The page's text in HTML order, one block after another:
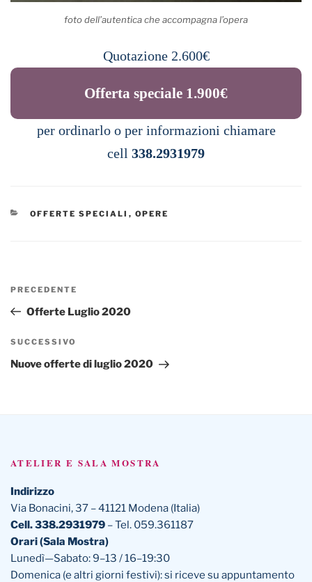
foto dell’autentica che accompagna l’opera
Quotazione 2.600€
Offerta speciale 1.900€
per ordinarlo o per informazioni chiamare
cell 338.2931979
CATEGORIE
OFFERTE SPECIALI , OPERE
Navigazione
Articolo
precedente:
PRECEDENTE
Offerte Luglio 2020
Articolo
successivo
SUCCESSIVO
Nuove offerte di luglio 2020
ATELIER E SALA MOSTRA
Indirizzo
Via Bonacini, 37 – 41121 Modena (Italia)
Cell. 338.2931979 – Tel. 059.361187
Orari (Sala Mostra)
Lunedì—Sabato: 9–13 / 16–19:30
Domenica (e altri giorni festivi): si riceve su appuntamento